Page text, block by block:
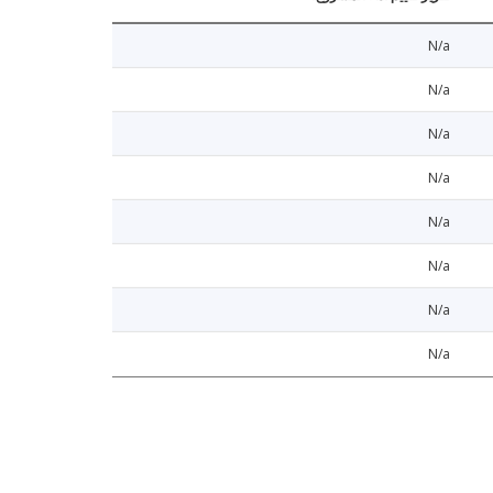
N/a
N/a
N/a
N/a
N/a
N/a
N/a
N/a